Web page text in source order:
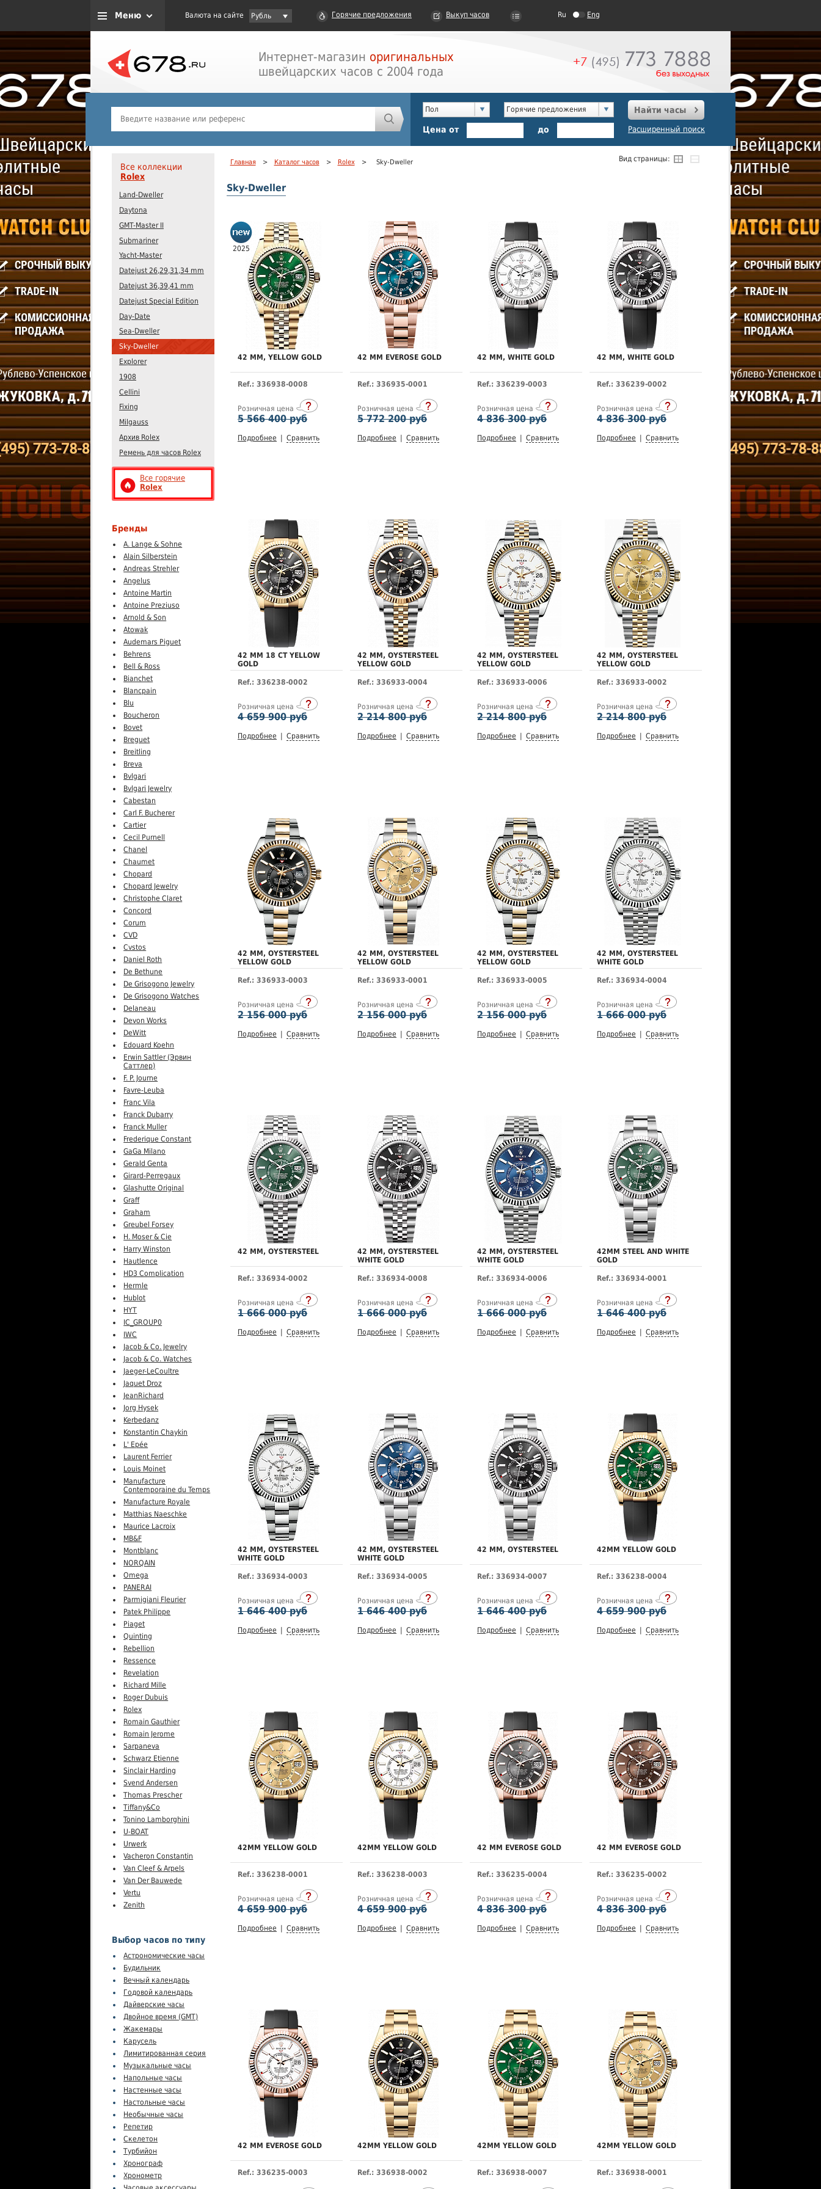
Меню Валюта на сайте Рубль Горячие предложения Выкуп часов Ru Eng
Интернет-магазин оригинальных
швейцарских часов с 2004 года
Пол Горячие предложения
Найти часы
Цена от
до Расширенный поиск
Все коллекции
Rolex
Land-Dweller
Daytona
GMT-Master II
Submariner
Yacht-Master
Datejust 26,29,31,34 mm
Datejust 36,39,41 mm
Datejust Special Edition
Day-Date
Sea-Dweller
Sky-Dweller
Explorer
1908
Cellini
Fixing
Milgauss
Архив Rolex
Ремень для часов Rolex
Все горячие
Rolex
Бренды
A. Lange & Sohne
Alain Silberstein
Andreas Strehler
Angelus
Antoine Martin
Antoine Preziuso
Arnold & Son
Atowak
Audemars Piguet
Behrens
Bell & Ross
Bianchet
Blancpain
Blu
Boucheron
Bovet
Breguet
Breitling
Breva
Bvlgari
Bvlgari Jewelry
Cabestan
Carl F. Bucherer
Cartier
Cecil Purnell
Chanel
Chaumet
Chopard
Chopard Jewelry
Christophe Claret
Concord
Corum
CVD
Cvstos
Daniel Roth
De Bethune
De Grisogono Jewelry
De Grisogono Watches
Delaneau
Devon Works
DeWitt
Edouard Koehn
Erwin Sattler (Эрвин
Саттлер)
F. P. Journe
Favre-Leuba
Franc Vila
Franck Dubarry
Franck Muller
Frederique Constant
GaGa Milano
Gerald Genta
Girard-Perregaux
Glashutte Original
Graff
Graham
Greubel Forsey
H. Moser & Cie
Harry Winston
Hautlence
HD3 Complication
Hermle
Hublot
HYT
IC_GROUP0
IWC
Jacob & Co. Jewelry
Jacob & Co. Watches
Jaeger-LeCoultre
Jaquet Droz
JeanRichard
Jorg Hysek
Kerbedanz
Konstantin Chaykin
L' Epée
Laurent Ferrier
Louis Moinet
Manufacture
Contemporaine du Temps
Manufacture Royale
Matthias Naeschke
Maurice Lacroix
MB&F
Montblanc
NORQAIN
Omega
PANERAI
Parmigiani Fleurier
Patek Philippe
Piaget
Quinting
Rebellion
Ressence
Revelation
Richard Mille
Roger Dubuis
Rolex
Romain Gauthier
Romain Jerome
Sarpaneva
Schwarz Etienne
Sinclair Harding
Svend Andersen
Thomas Prescher
Tiffany&Co
Tonino Lamborghini
U-BOAT
Urwerk
Vacheron Constantin
Van Cleef & Arpels
Van Der Bauwede
Vertu
Zenith
Выбор часов по типу
Астрономические часы
Будильник
Вечный календарь
Годовой календарь
Дайверские часы
Двойное время (GMT)
Жакемары
Карусель
Лимитированная серия
Музыкальные часы
Напольные часы
Настенные часы
Настольные часы
Необычные часы
Репетир
Скелетон
Турбийон
Хронограф
Хронометр
Вид страницы:
Главная > Каталог часов > Rolex > Sky-Dweller
Sky-Dweller
2025
42 MM, YELLOW GOLD
Ref.: 336938-0008
Розничная цена
5 566 400 руб
Подробнее Сравнить
42 MM EVEROSE GOLD
Ref.: 336935-0001
Розничная цена
5 772 200 руб
Подробнее Сравнить
42 MM, WHITE GOLD
Ref.: 336239-0003
Розничная цена
4 836 300 руб
Подробнее Сравнить
42 MM, WHITE GOLD
Ref.: 336239-0002
Розничная цена
4 836 300 руб
Подробнее Сравнить
42 MM 18 CT YELLOW
GOLD
Ref.: 336238-0002
Розничная цена
4 659 900 руб
Подробнее Сравнить
42 MM, OYSTERSTEEL
YELLOW GOLD
Ref.: 336933-0004
Розничная цена
2 214 800 руб
Подробнее Сравнить
42 MM, OYSTERSTEEL
YELLOW GOLD
Ref.: 336933-0006
Розничная цена
2 214 800 руб
Подробнее Сравнить
42 MM, OYSTERSTEEL
YELLOW GOLD
Ref.: 336933-0002
Розничная цена
2 214 800 руб
Подробнее Сравнить
42 MM, OYSTERSTEEL
YELLOW GOLD
Ref.: 336933-0003
Розничная цена
2 156 000 руб
Подробнее Сравнить
42 MM, OYSTERSTEEL
YELLOW GOLD
Ref.: 336933-0001
Розничная цена
2 156 000 руб
Подробнее Сравнить
42 MM, OYSTERSTEEL
YELLOW GOLD
Ref.: 336933-0005
Розничная цена
2 156 000 руб
Подробнее Сравнить
42 MM, OYSTERSTEEL
WHITE GOLD
Ref.: 336934-0004
Розничная цена
1 666 000 руб
Подробнее Сравнить
42 MM, OYSTERSTEEL
Ref.: 336934-0002
Розничная цена
1 666 000 руб
Подробнее Сравнить
42 MM, OYSTERSTEEL
WHITE GOLD
Ref.: 336934-0008
Розничная цена
1 666 000 руб
Подробнее Сравнить
42 MM, OYSTERSTEEL
WHITE GOLD
Ref.: 336934-0006
Розничная цена
1 666 000 руб
Подробнее Сравнить
42MM STEEL AND WHITE
GOLD
Ref.: 336934-0001
Розничная цена
1 646 400 руб
Подробнее Сравнить
42 MM, OYSTERSTEEL
WHITE GOLD
Ref.: 336934-0003
Розничная цена
1 646 400 руб
Подробнее Сравнить
42 MM, OYSTERSTEEL
WHITE GOLD
Ref.: 336934-0005
Розничная цена
1 646 400 руб
Подробнее Сравнить
42 MM, OYSTERSTEEL
Ref.: 336934-0007
Розничная цена
1 646 400 руб
Подробнее Сравнить
42MM YELLOW GOLD
Ref.: 336238-0004
Розничная цена
4 659 900 руб
Подробнее Сравнить
42MM YELLOW GOLD
Ref.: 336238-0001
Розничная цена
4 659 900 руб
Подробнее Сравнить
42MM YELLOW GOLD
Ref.: 336238-0003
Розничная цена
4 659 900 руб
Подробнее Сравнить
42 MM EVEROSE GOLD
Ref.: 336235-0004
Розничная цена
4 836 300 руб
Подробнее Сравнить
42 MM EVEROSE GOLD
Ref.: 336235-0002
Розничная цена
4 836 300 руб
Подробнее Сравнить
42 MM EVEROSE GOLD
Ref.: 336235-0003
42MM YELLOW GOLD
Ref.: 336938-0002
42MM YELLOW GOLD
Ref.: 336938-0007
42MM YELLOW GOLD
Ref.: 336938-0001